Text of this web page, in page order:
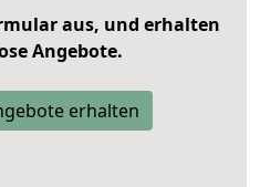
aus, und erhalten
Angebote.
erhalten